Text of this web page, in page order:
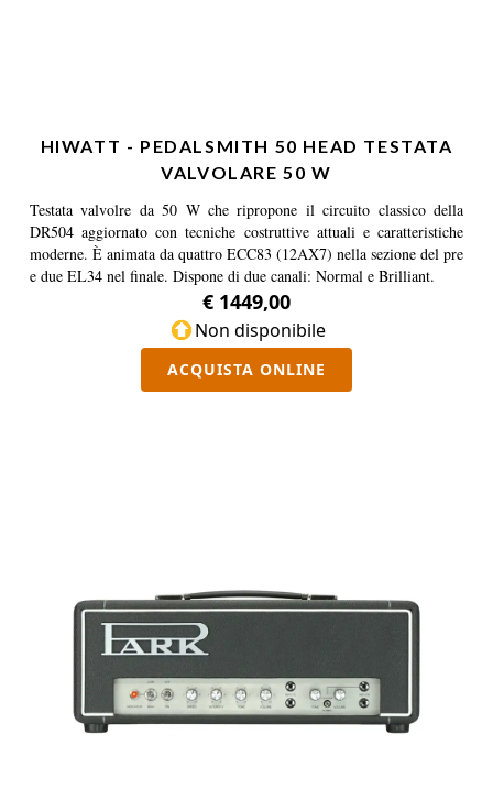
HIWATT - PEDALSMITH 50 HEAD TESTATA
VALVOLARE 50 W
Testata valvolre da 50 W che ripropone il circuito classico della
DR504 aggiornato con tecniche costruttive attuali e caratteristiche
moderne. È animata da quattro ECC83 (12AX7) nella sezione del pre
e due EL34 nel finale. Dispone di due canali: Normal e Brilliant.
€ 1449,00
Non disponibile
ACQUISTA ONLINE